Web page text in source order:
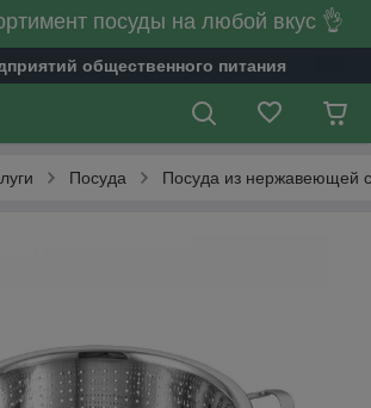
посуды на любой вкус 👌
общественного питания
Посуда Посуда из нержавеющей